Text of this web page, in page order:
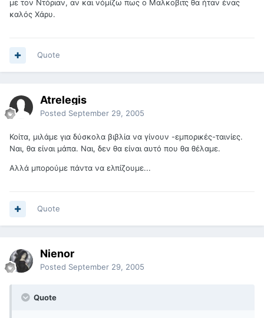
με τον Ντόριαν, αν και νόμίζω πως ο Μαλκοβιτς θα ήταν ένας
καλός Χάρυ.
Quote
Atrelegis
Posted September 29, 2005
Κοίτα, μιλάμε για δύσκολα βιβλία να γίνουν -εμπορικές-ταινίες.
Ναι, θα είναι μάπα. Ναι, δεν θα είναι αυτό που θα θέλαμε.
Αλλά μπορούμε πάντα να ελπίζουμε...
Quote
Nienor
Posted September 29, 2005
Quote